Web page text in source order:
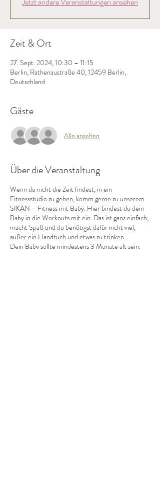
Zeit & Ort
27. Sept. 2024, 10:30 – 11:15
Berlin, Rathenaustraße 40, 12459 Berlin,
Deutschland
Gäste
Alle ansehen
Über die Veranstaltung
Wenn du nicht die Zeit findest, in ein
Fitnessstudio zu gehen, komm gerne zu unserem
SIKAN – Fitness mit Baby. Hier bindest du dein
Baby in die Workouts mit ein. Das ist ganz einfach,
macht Spaß und du benötigst dafür nicht viel,
außer ein Handtuch und etwas zu trinken.
Dein Baby sollte mindestens 3 Monate alt sein.